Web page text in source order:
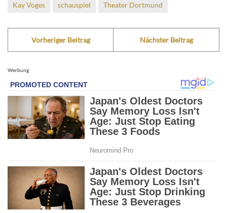
Kay Voges schauspiel Theater Dortmund
Vorheriger Beitrag Nächster Beitrag
Werbung